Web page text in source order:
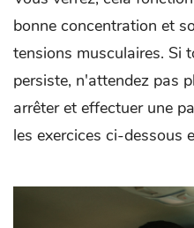
bonne concentration et
tensions musculaires. Si
persiste, n'attendez pas
arrêter et effectuer une
les exercices ci-dessous